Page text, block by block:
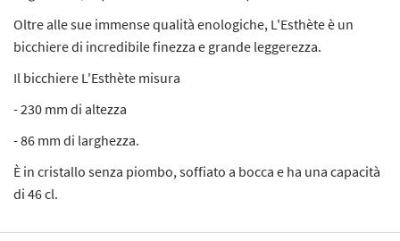
Oltre alle sue immense qualità enologiche, L'Esthète è un
bicchiere di incredibile finezza e grande leggerezza.
Il bicchiere L'Esthète misura
- 230 mm di altezza
- 86 mm di larghezza.
È in cristallo senza piombo, soffiato a bocca e ha una capacità
di 46 cl.